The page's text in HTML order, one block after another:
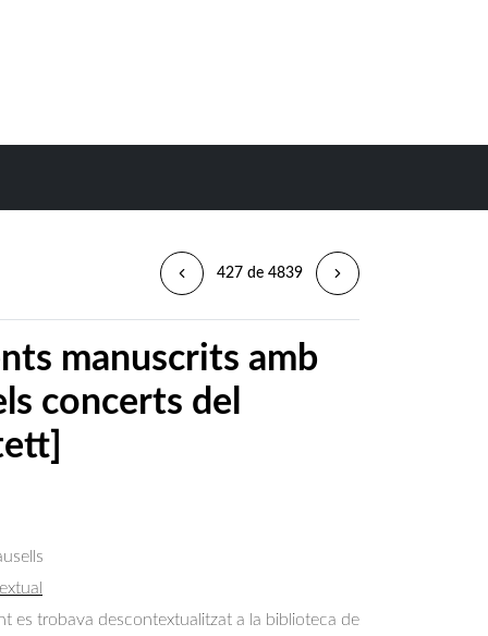
427 de 4839
manuscrits amb
concerts del
es trobava descontextualitzat a la biblioteca de